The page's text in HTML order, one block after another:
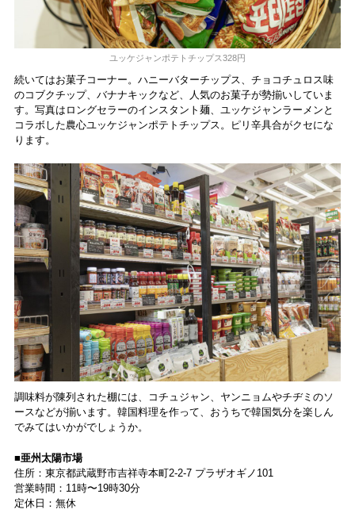
ユッケジャンポテトチップス328円
続いてはお菓子コーナー。ハニーバターチップス、チョコチュロス味
のコブクチップ、バナナキックなど、人気のお菓子が勢揃いしていま
す。写真はロングセラーのインスタント麺、ユッケジャンラーメンと
コラボした農心ユッケジャンポテトチップス。ピリ辛具合がクセにな
ります。
調味料が陳列された棚には、コチュジャン、ヤンニョムやチヂミのソ
ースなどが揃います。韓国料理を作って、おうちで韓国気分を楽しん
でみてはいかがでしょうか。
■亜州太陽市場
住所：東京都武蔵野市吉祥寺本町2-2-7 プラザオギノ101
営業時間：11時〜19時30分
定休日：無休